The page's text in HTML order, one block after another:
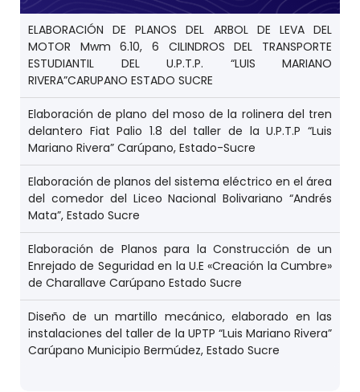
ELABORACIÓN DE PLANOS DEL ARBOL DE LEVA DEL
MOTOR Mwm 6.10, 6 CILINDROS DEL TRANSPORTE
ESTUDIANTIL DEL U.P.T.P. “LUIS MARIANO
RIVERA”CARUPANO ESTADO SUCRE
Elaboración de plano del moso de la rolinera del tren
delantero Fiat Palio 1.8 del taller de la U.P.T.P “Luis
Mariano Rivera” Carúpano, Estado-Sucre
Elaboración de planos del sistema eléctrico en el área
del comedor del Liceo Nacional Bolivariano “Andrés
Mata”, Estado Sucre
Elaboración de Planos para la Construcción de un
Enrejado de Seguridad en la U.E «Creación la Cumbre»
de Charallave Carúpano Estado Sucre
Diseño de un martillo mecánico, elaborado en las
instalaciones del taller de la UPTP “Luis Mariano Rivera”
Carúpano Municipio Bermúdez, Estado Sucre